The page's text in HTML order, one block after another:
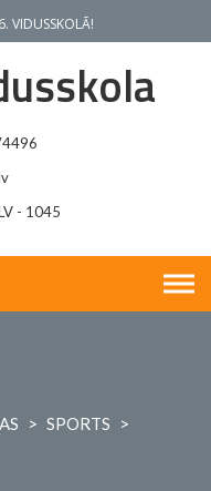
VIDUSSKOLĀ!
- 1045
> SPORTS
>